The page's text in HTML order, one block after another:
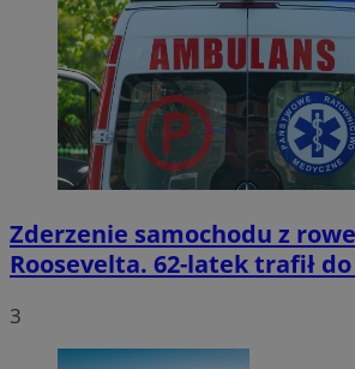
Zderzenie samochodu z
Roosevelta. 62-latek trafił
3